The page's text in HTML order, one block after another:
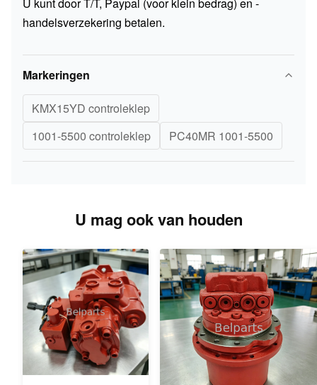
U kunt door T/T, Paypal (voor klein bedrag) en -
handelsverzekering betalen.
Markeringen
KMX15YD controleklep
1001-5500 controleklep
PC40MR 1001-5500
U mag ook van houden